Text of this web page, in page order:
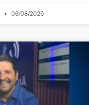
06/08/2026